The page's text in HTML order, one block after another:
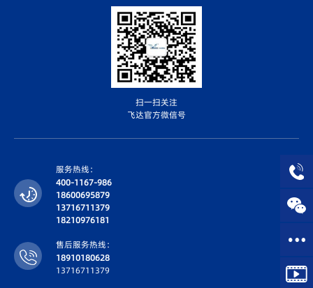
扫一扫关注
飞达官方微信号
服务热线：
400-1167-986
18600695879
13716711379
18210976181
售后服务热线：
18910180628
13716711379